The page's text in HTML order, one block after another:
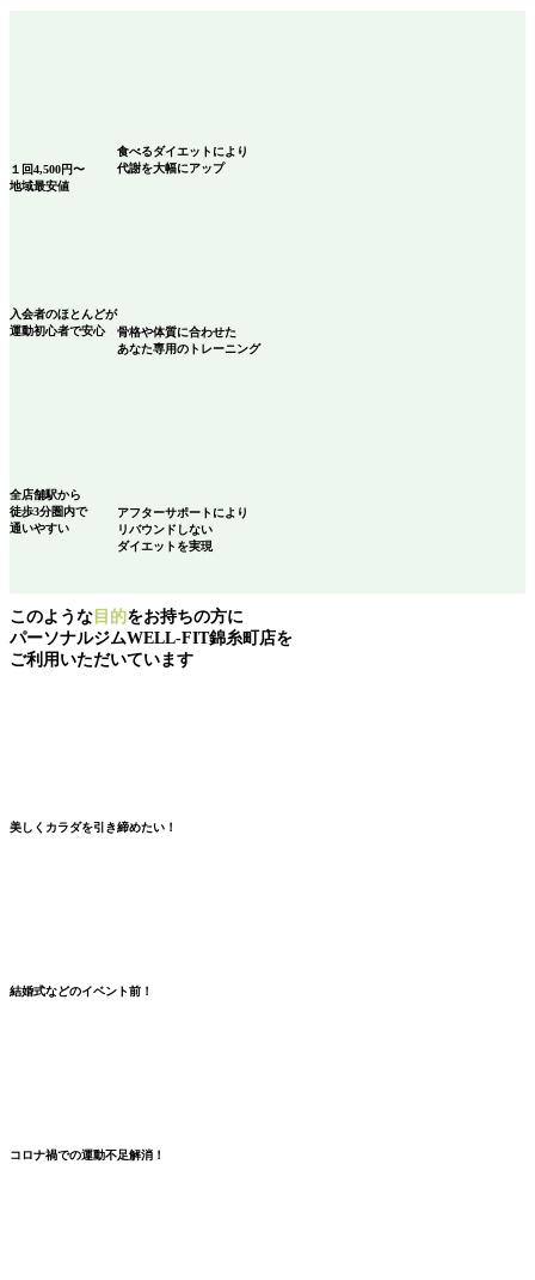
１回4,500円〜
地域最安値
入会者のほとんどが
運動初心者で安心
全店舗駅から
徒歩3分圏内で
通いやすい
食べるダイエット により
代謝を大幅にアップ
骨格や体質に合わせた
あなた専用のトレーニング
アフターサポートにより
リバウンドしない
ダイエットを実現
このような 目的をお持ちの方に
パーソナルジムWELL-FIT錦糸町店を
ご利用いただいています
美しくカラダを引き締めたい！
結婚式などのイベント前！
コロナ禍での運動不足解消 ！